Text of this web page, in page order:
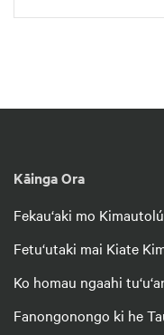
Kāinga Ora
Fekau‘aki mo Kimautolú
Fetu‘utaki mai Kiate
Ko homau ngaahi
Fanongonongo ki he